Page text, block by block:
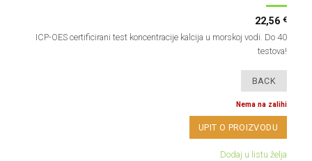
22,56 €
ICP-OES certificirani test koncentracije kalcija u morskoj vodi. Do 40
testova!
Nema na zalihi
UPIT O PROIZVODU
Dodaj u listu želja